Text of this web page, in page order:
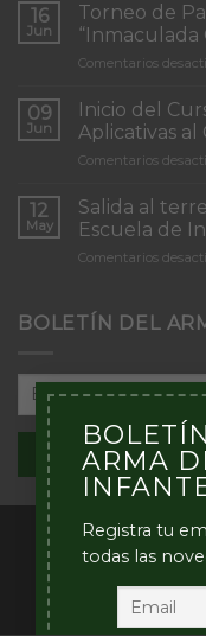
ARMA
Registra tu
todas las
16
Jun
Torneo de
“Inmaculada
Comentarios
09
Jun
Inicio del
Aplicativas al
Comentarios
12
May
Salida al
Escuela de
Comentarios
BOLETÍN DEL